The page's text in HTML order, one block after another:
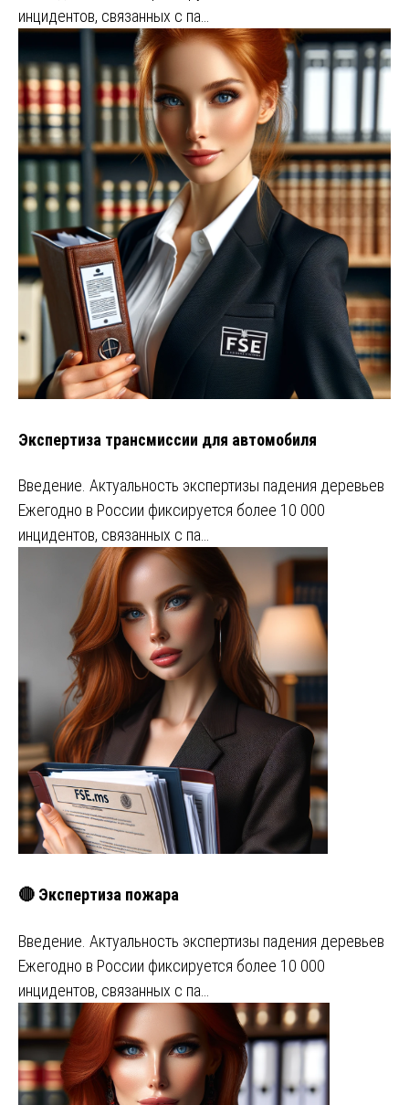
инцидентов, связанных с па…
Экспертиза трансмиссии для автомобиля
Введение. Актуальность экспертизы падения деревьев
Ежегодно в России фиксируется более 10 000
инцидентов, связанных с па…
🔴 Экспертиза пожара
Введение. Актуальность экспертизы падения деревьев
Ежегодно в России фиксируется более 10 000
инцидентов, связанных с па…